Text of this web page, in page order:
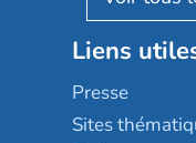
Stella
Les villages
Sérénys
Résidences
Groupe
Liens
Presse
Sites